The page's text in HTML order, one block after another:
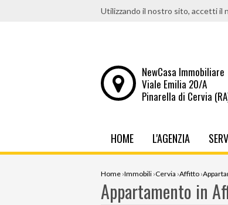
Utilizzando il nostro sito, accetti il
NewCasa Immobiliare
Viale Emilia 20/A
Pinarella di Cervia
HOME L'AGENZIA
Home ›Immobili ›Cervia ›Affitto ›
Appartamento in